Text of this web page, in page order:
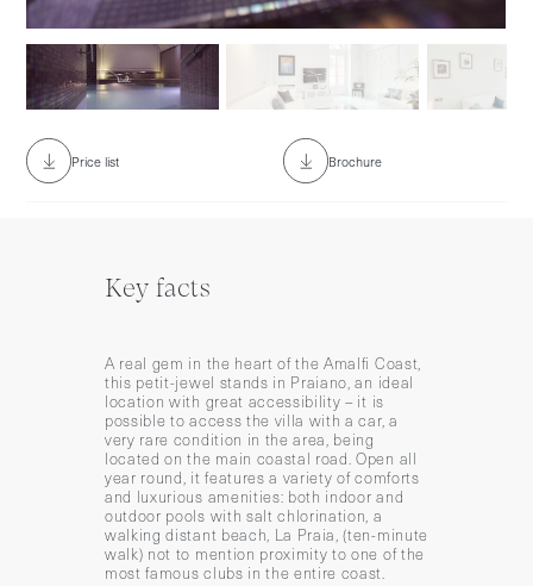
No items found.
Price list Brochure
Key facts
A real gem in the heart of the Amalfi Coast,
this petit-jewel stands in Praiano, an ideal
location with great accessibility – it is
possible to access the villa with a car, a
very rare condition in the area, being
located on the main coastal road. Open all
year round, it features a variety of comforts
and luxurious amenities: both indoor and
outdoor pools with salt chlorination, a
walking distant beach, La Praia, (ten-minute
walk) not to mention proximity to one of the
most famous clubs in the entire coast.